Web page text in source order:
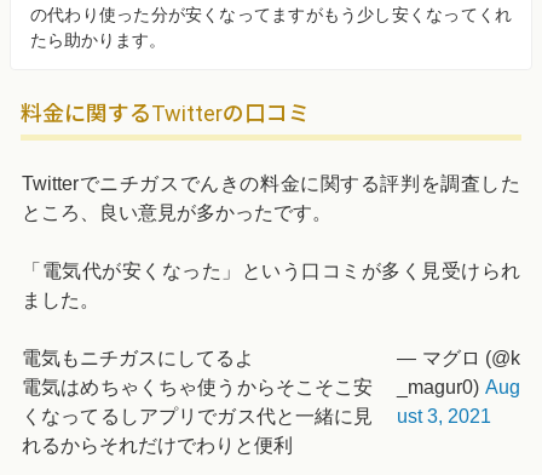
の代わり使った分が安くなってますがもう少し安くなってくれ
たら助かります。
料金に関するTwitterの口コミ
Twitterでニチガスでんきの料金に関する評判を調査した
ところ、良い意見が多かったです。
「電気代が安くなった」という口コミが多く見受けられ
ました。
電気もニチガスにしてるよ
電気はめちゃくちゃ使うからそこそこ安
くなってるしアプリでガス代と一緒に見
れるからそれだけでわりと便利
— マグロ (@k
_magur0) Aug
ust 3, 2021